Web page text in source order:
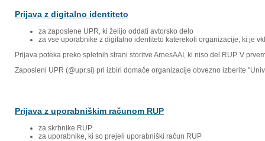
Prijava z digitalno identiteto
za zaposlene UPR, ki želijo oddati avtorsko delo
za vse uporabnike z digitalno identiteto katerekoli organizacije, ki je
Prijava poteka preko spletnih strani storitve ArnesAAI, ki niso del RUP. V
Zaposleni UPR (@upr.si) pri izbiri domače organizacije obvezno izberite
Prijava z uporabniškim računom RUP
za skrbnike RUP
za uporabnike, ki so prejeli uporabniški račun RUP